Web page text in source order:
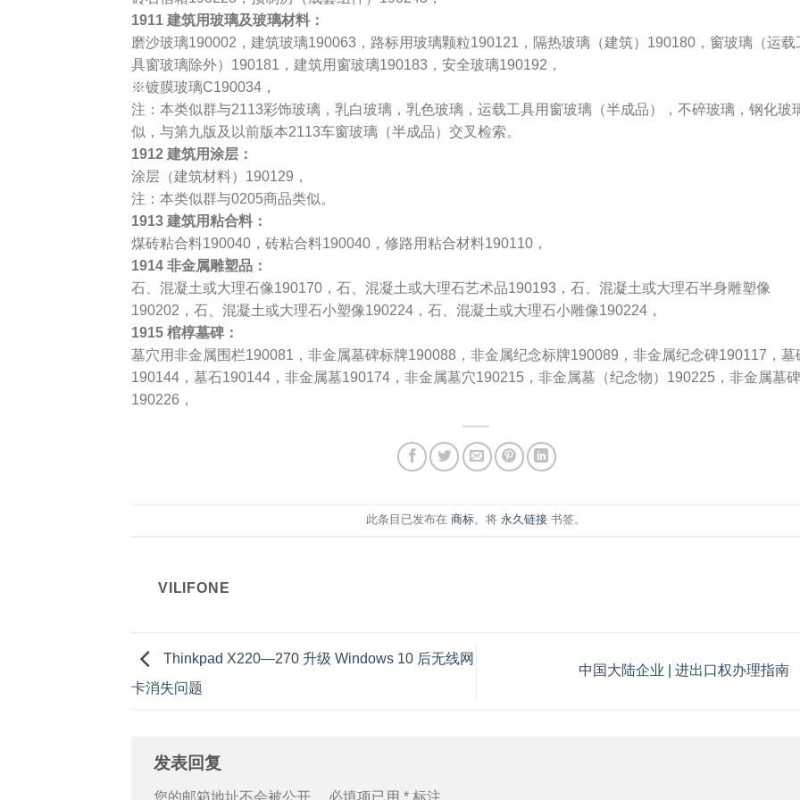
1911 建筑用玻璃及玻璃材料：
磨沙玻璃190002，建筑玻璃190063，路标用玻璃颗粒190121，隔热玻璃（建筑）190180，窗玻璃（运载
具窗玻璃除外）190181，建筑用窗玻璃190183，安全玻璃190192，
※镀膜玻璃C190034，
注：本类似群与2113彩饰玻璃，乳白玻璃，乳色玻璃，运载工具用窗玻璃（半成品），不碎玻璃，钢化玻
似，与第九版及以前版本2113车窗玻璃（半成品）交叉检索。
1912 建筑用涂层：
涂层（建筑材料）190129，
注：本类似群与0205商品类似。
1913 建筑用粘合料：
煤砖粘合料190040，砖粘合料190040，修路用粘合材料190110，
1914 非金属雕塑品：
石、混凝土或大理石像190170，石、混凝土或大理石艺术品190193，石、混凝土或大理石半身雕塑像
190202，石、混凝土或大理石小塑像190224，石、混凝土或大理石小雕像190224，
1915 棺椁墓碑：
墓穴用非金属围栏190081，非金属墓碑标牌190088，非金属纪念标牌190089，非金属纪念碑190117，墓
190144，墓石190144，非金属墓190174，非金属墓穴190215，非金属墓（纪念物）190225，非金属墓
190226，
此条目已发布在商标。将永久链接 书签。
VILIFONE
Thinkpad X220—270 升级 Windows 10 后无线网
卡消失问题
中国大陆企业 | 进出口权办理指南
发表回复
您的邮箱地址不会被公开。 必填项已用 * 标注